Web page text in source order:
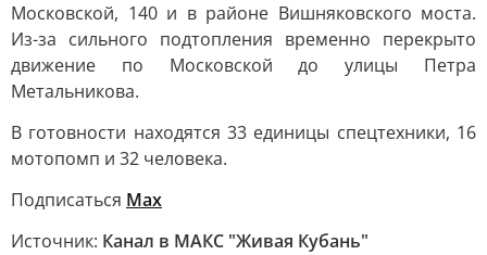
Московской, 140 и в районе Вишняковского моста.
Из-за сильного подтопления временно перекрыто
движение по Московской до улицы Петра
Метальникова.
В готовности находятся 33 единицы спецтехники, 16
мотопомп и 32 человека.
Подписаться Мах
Источник: Канал в МАКС "Живая Кубань"